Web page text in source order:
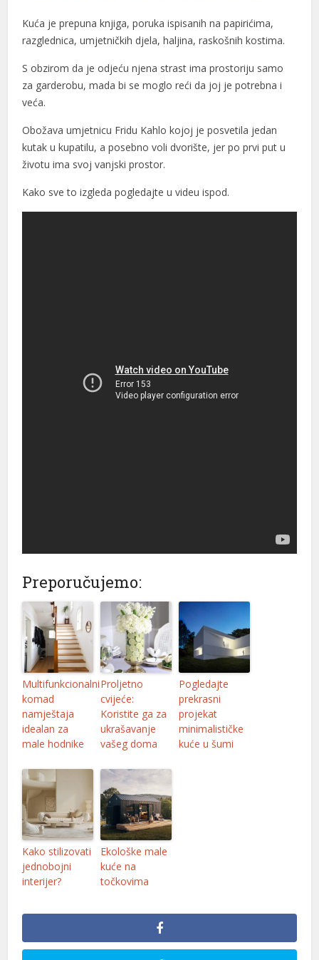
Kuća je prepuna knjiga, poruka ispisanih na papirićima,
razglednica, umjetničkih djela, haljina, raskošnih kostima.
S obzirom da je odjeću njena strast ima prostoriju samo
za garderobu, mada bi se moglo reći da joj je potrebna i
veća.
Obožava umjetnicu Fridu Kahlo kojoj je posvetila jedan
kutak u kupatilu, a posebno voli dvorište, jer po prvi put u
životu ima svoj vanjski prostor.
Kako sve to izgleda pogledajte u videu ispod.
Preporučujemo:
Multifunkcionalni
komad
namještaja
idealan za
male hodnike
Proljetno
cvijeće:
Koristite ga za
ukrašavanje
vašeg doma
Pogledajte
prekrasni
projekat
minimalističke
kuće u šumi
Kako stilizovati
jednobojni
interijer?
Ekološke male
kuće na
točkovima